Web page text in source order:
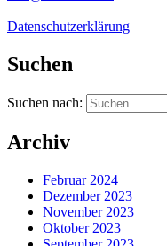
Datenschutzerklärung
Suchen
Suchen nach:
Archiv
Februar 2024
Dezember 2023
November 2023
Oktober 2023